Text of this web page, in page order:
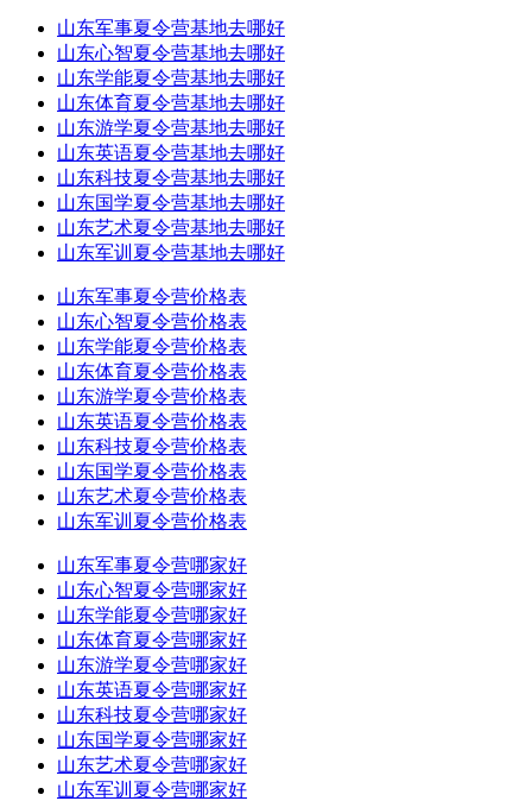
山东军事夏令营基地去哪好
山东心智夏令营基地去哪好
山东学能夏令营基地去哪好
山东体育夏令营基地去哪好
山东游学夏令营基地去哪好
山东英语夏令营基地去哪好
山东科技夏令营基地去哪好
山东国学夏令营基地去哪好
山东艺术夏令营基地去哪好
山东军训夏令营基地去哪好
山东军事夏令营价格表
山东心智夏令营价格表
山东学能夏令营价格表
山东体育夏令营价格表
山东游学夏令营价格表
山东英语夏令营价格表
山东科技夏令营价格表
山东国学夏令营价格表
山东艺术夏令营价格表
山东军训夏令营价格表
山东军事夏令营哪家好
山东心智夏令营哪家好
山东学能夏令营哪家好
山东体育夏令营哪家好
山东游学夏令营哪家好
山东英语夏令营哪家好
山东科技夏令营哪家好
山东国学夏令营哪家好
山东艺术夏令营哪家好
山东军训夏令营哪家好